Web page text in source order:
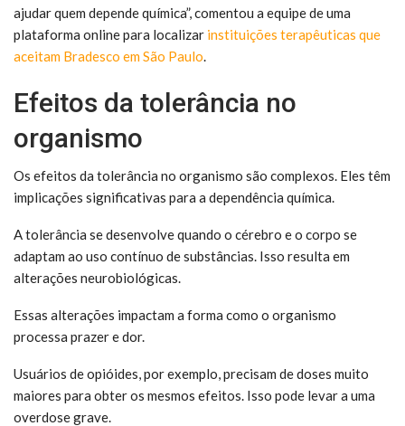
ajudar quem depende química”, comentou a equipe de uma
plataforma online para localizar instituições terapêuticas que
aceitam Bradesco em São Paulo.
Efeitos da tolerância no
organismo
Os efeitos da tolerância no organismo são complexos. Eles têm
implicações significativas para a dependência química.
A tolerância se desenvolve quando o cérebro e o corpo se
adaptam ao uso contínuo de substâncias. Isso resulta em
alterações neurobiológicas.
Essas alterações impactam a forma como o organismo
processa prazer e dor.
Usuários de opióides, por exemplo, precisam de doses muito
maiores para obter os mesmos efeitos. Isso pode levar a uma
overdose grave.